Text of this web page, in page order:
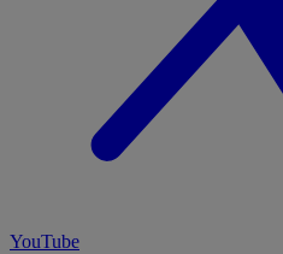
YouTube